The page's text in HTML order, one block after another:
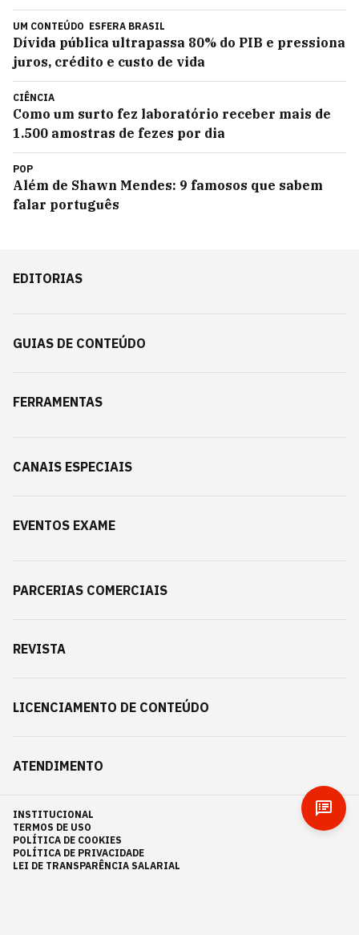
UM CONTEÚDO ESFERA BRASIL
Dívida pública ultrapassa 80% do PIB e pressiona
juros, crédito e custo de vida
CIÊNCIA
Como um surto fez laboratório receber mais de
1.500 amostras de fezes por dia
POP
Além de Shawn Mendes: 9 famosos que sabem
falar português
EDITORIAS
GUIAS DE CONTEÚDO
FERRAMENTAS
CANAIS ESPECIAIS
EVENTOS EXAME
PARCERIAS COMERCIAIS
REVISTA
LICENCIAMENTO DE CONTEÚDO
ATENDIMENTO
INSTITUCIONAL
TERMOS DE USO
POLÍTICA DE COOKIES
POLÍTICA DE PRIVACIDADE
LEI DE TRANSPARÊNCIA SALARIAL